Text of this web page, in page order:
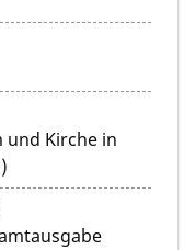
Kirche in